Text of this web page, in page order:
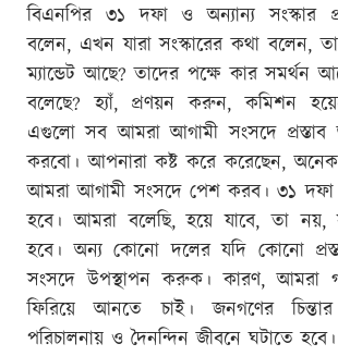
বিএনপির ৩১ দফা ও অন্যান্য সংস্কার
বলেন, এখন যারা সংস্কারের কথা বলেন,
ম্যান্ডেট আছে? তাদের পক্ষে কার সমর্থন
বলেছে? হ্যাঁ, প্রণয়ন করুন, কমিশন
এগুলো সব আমরা আগামী সংসদে প্রস্তাব
করবো। আপনারা কষ্ট করে করেছেন,
আমরা আগামী সংসদে পেশ করব। ৩১
হবে। আমরা বলেছি, হয়ে যাবে, তা
হবে। অন্য কোনো দলের যদি কোনো
সংসদে উপস্থাপন করুক। কারণ, আমরা
ফিরিয়ে আনতে চাই। জনগণের চিন্তার
পরিচালনায় ও দৈনন্দিন জীবনে ঘটাতে হবে।